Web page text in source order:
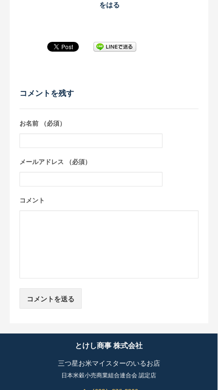
をはる
コメントを残す
お名前 （必須）
メールアドレス （必須）
コメント
とけし商事 株式会社
三つ星お米マイスターのいるお店
日本米穀小売商業組合連合会 認定店